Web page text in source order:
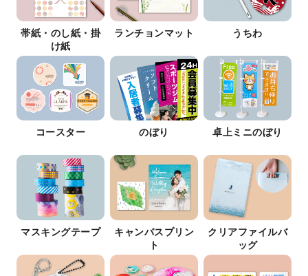
帯紙・のし紙・掛
け紙
ランチョンマット うちわ
コースター のぼり 卓上ミニのぼり
マスキングテープ
キャンバスプリン
ト
クリアファイルバ
ッグ